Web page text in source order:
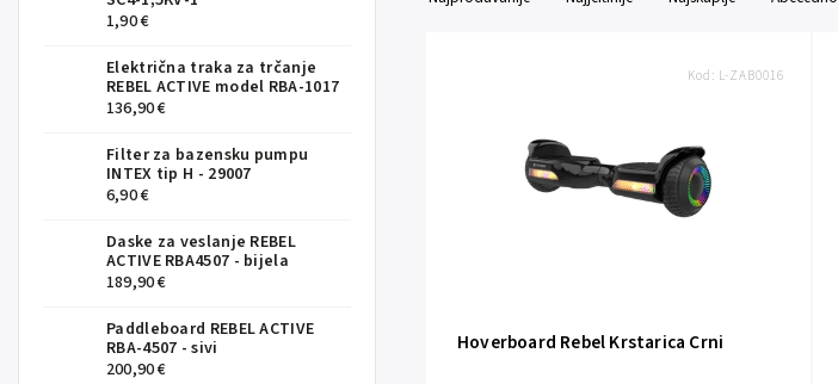
1,90 €
Električna traka za trčanje
REBEL ACTIVE model RBA-1017
136,90 €
Filter za bazensku pumpu
INTEX tip H - 29007
6,90 €
Daske za veslanje REBEL
ACTIVE RBA4507 - bijela
189,90 €
Paddleboard REBEL ACTIVE
RBA-4507 - sivi
200,90 €
Hoverboard Rebel Krstarica Crni
Kod: L-ZAB0016